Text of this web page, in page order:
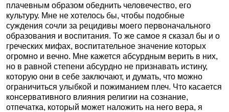
плачевным образом обеднить человечество, его
культуру. Мне не хотелось бы, чтобы подобные
суждения сочли за рецидивы моего первоначального
образования и воспитания. То же самое я сказал бы и о
греческих мифах, воспитательное значение которых
огромно и вечно. Мне кажется абсурдным верить в них,
но в равной степени абсурдно не признавать истину,
которую они в себе заключают, и думать, что можно
ограничиться улыбкой и пожиманием плеч. Что касается
консервативного влияния религии на сознание,
отпечатка, который может наложить на него вера, я